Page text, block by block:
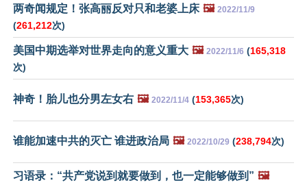
两奇闻规定！张高丽反对只和老婆上床 🖼️ 2022/11/9
(261,212次)
美国中期选举对世界走向的意义重大 🖼️ 2022/11/6 (165,318
次)
神奇！胎儿也分男左女右 🖼️ 2022/11/4 (153,365次)
谁能加速中共的灭亡 谁进政治局 🖼️ 2022/10/29 (238,794次)
习语录：“共产党说到就要做到，也一定能够做到” 🖼️